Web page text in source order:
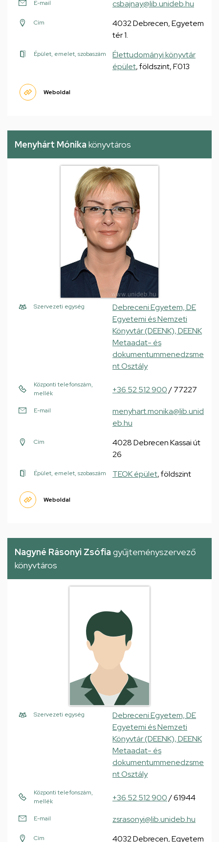
E-mail csbajnay@lib.unideb.hu
Cím
4032 Debrecen, Egyetem
tér 1.
Épület, emelet, szobaszám
Élettudományi könyvtár
épület, földszint, F.013
Weboldal
Menyhárt Mónika könyvtáros
Szervezeti egység
Debreceni Egyetem, DE
Egyetemi és Nemzeti
Könyvtár (DEENK), DEENK
Metaadat- és
dokumentummenedzsme
nt Osztály
Központi telefonszám,
mellék
+36 52 512 900/ 77227
E-mail
menyhart.monika@lib.unid
eb.hu
Cím
4028 Debrecen Kassai út
26
Épület, emelet, szobaszám TEOK épület, földszint
Weboldal
Nagyné Rásonyi Zsófia gyűjteményszervező
könyvtáros
Szervezeti egység
Debreceni Egyetem, DE
Egyetemi és Nemzeti
Könyvtár (DEENK), DEENK
Metaadat- és
dokumentummenedzsme
nt Osztály
Központi telefonszám,
mellék
+36 52 512 900/ 61944
E-mail zsrasonyi@lib.unideb.hu
Cím
4032 Debrecen, Egyetem